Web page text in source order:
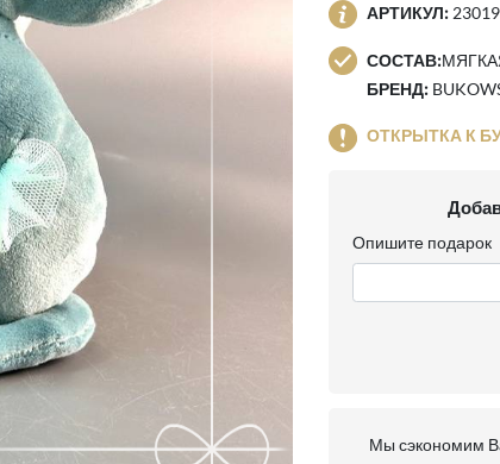
АРТИКУЛ:
СОСТАВ:
БРЕНД:
ОТКРЫТКА К
Опишите подарок
Мы сэкономим